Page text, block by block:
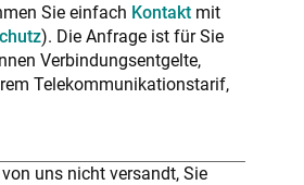
Sie einfach Kontakt mit
). Die Anfrage ist für Sie
Verbindungsentgelte,
Telekommunikationstarif,
uns nicht versandt, Sie